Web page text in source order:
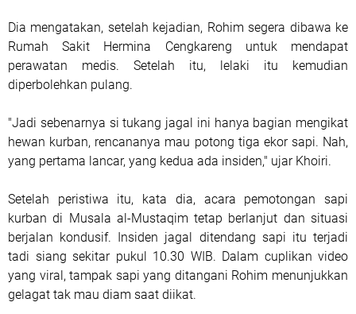
Dia mengatakan, setelah kejadian, Rohim segera dibawa ke
Rumah Sakit Hermina Cengkareng untuk mendapat
perawatan medis. Setelah itu, lelaki itu kemudian
diperbolehkan pulang.
"Jadi sebenarnya si tukang jagal ini hanya bagian mengikat
hewan kurban, rencananya mau potong tiga ekor sapi. Nah,
yang pertama lancar, yang kedua ada insiden," ujar Khoiri.
Setelah peristiwa itu, kata dia, acara pemotongan sapi
kurban di Musala al-Mustaqim tetap berlanjut dan situasi
berjalan kondusif. Insiden jagal ditendang sapi itu terjadi
tadi siang sekitar pukul 10.30 WIB. Dalam cuplikan video
yang viral, tampak sapi yang ditangani Rohim menunjukkan
gelagat tak mau diam saat diikat.